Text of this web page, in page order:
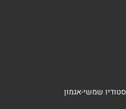
סטודיו שמשי-אגמון